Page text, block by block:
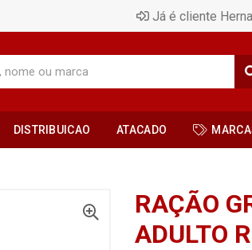
Já é cliente
DISTRIBUICAO ATACADO
RAÇÃO
ADULTO